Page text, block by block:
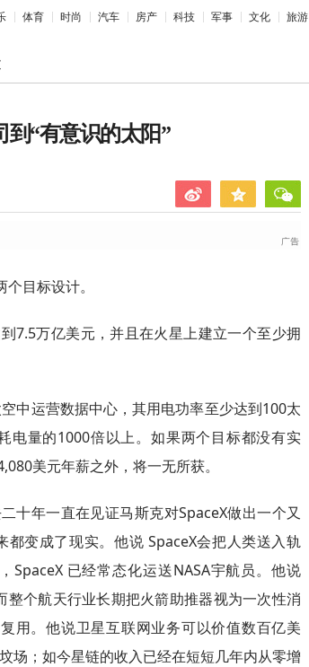
体育 时尚 汽车 房产 科技 军事 文化 旅游
到“有意识的太阳”
目标设计。
7.5万亿美元，并且在火星上建立一个至少拥
中运营数据中心，其用电功率至少达到100太
电量的1000倍以上。如果两个目标都没有实
美元年薪之外，将一无所获。
十年一直在见证马斯克对SpaceX做出一个又
变成了现实。他说 SpaceX会把人类送入轨
已经常态化运送NASA宇航员。他说
个航天行业长期把火箭助推器视为一次性消
用。他说卫星互联网业务可以价值数百亿美
场；如今星链的收入已经在短短几年内从零增